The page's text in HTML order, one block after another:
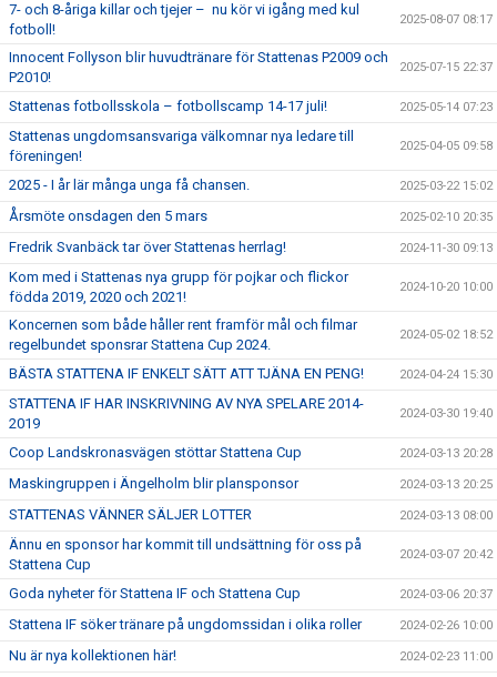
7- och 8-åriga killar och tjejer – nu kör vi igång med kul
fotboll!
2025-08-07 08:17
Innocent Follyson blir huvudtränare för Stattenas P2009 och
P2010!
2025-07-15 22:37
Stattenas fotbollsskola – fotbollscamp 14-17 juli! 2025-05-14 07:23
Stattenas ungdomsansvariga välkomnar nya ledare till
föreningen!
2025-04-05 09:58
2025 - I år lär många unga få chansen. 2025-03-22 15:02
Årsmöte onsdagen den 5 mars 2025-02-10 20:35
Fredrik Svanbäck tar över Stattenas herrlag! 2024-11-30 09:13
Kom med i Stattenas nya grupp för pojkar och flickor
födda 2019, 2020 och 2021!
2024-10-20 10:00
Koncernen som både håller rent framför mål och filmar
regelbundet sponsrar Stattena Cup 2024.
2024-05-02 18:52
BÄSTA STATTENA IF ENKELT SÄTT ATT TJÄNA EN PENG! 2024-04-24 15:30
STATTENA IF HAR INSKRIVNING AV NYA SPELARE 2014-
2019
2024-03-30 19:40
Coop Landskronasvägen stöttar Stattena Cup 2024-03-13 20:28
Maskingruppen i Ängelholm blir plansponsor 2024-03-13 20:25
STATTENAS VÄNNER SÄLJER LOTTER 2024-03-13 08:00
Ännu en sponsor har kommit till undsättning för oss på
Stattena Cup
2024-03-07 20:42
Goda nyheter för Stattena IF och Stattena Cup 2024-03-06 20:37
Stattena IF söker tränare på ungdomssidan i olika roller 2024-02-26 10:00
Nu är nya kollektionen här! 2024-02-23 11:00